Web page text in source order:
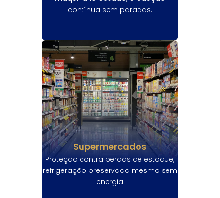
contínua sem paradas.
Supermercados
Proteção contra perdas de estoque,
refrigeração preservada mesmo sem
energia